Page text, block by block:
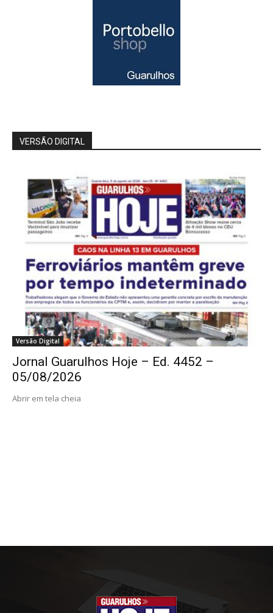
VERSÃO DIGITAL
Versão Digital
Jornal Guarulhos Hoje – Ed. 4452 –
05/08/2026
Abrir em tela cheia